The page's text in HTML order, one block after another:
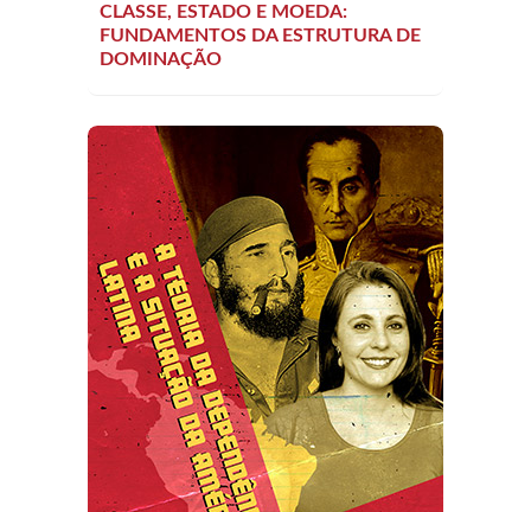
CLASSE, ESTADO E MOEDA:
FUNDAMENTOS DA ESTRUTURA DE
DOMINAÇÃO